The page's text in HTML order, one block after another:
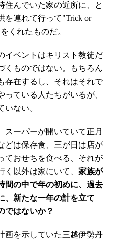
住んでいた家の近所に、と
を連れて行って"Trick or
くれたものだ。
イベントはキリスト教徒だ
くものではない。もちろん
存在するし、それはそれで
ている人たちがいるが、
ない。
スーパーが開いていて正月
どは保存食、三が日は店が
ておせちを食べる、それが
以外は家にいて、 家族が
間の中で年の初めに、過去
、新たな一年の計を立て
ではないか？
画を示していた三越伊勢丹